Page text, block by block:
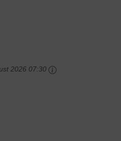
2026 07:30